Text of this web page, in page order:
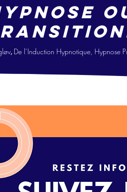
, De l’Induction Hypnotique, Hypnose